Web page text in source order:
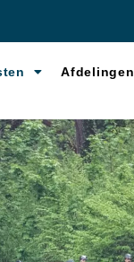
Afdelingen